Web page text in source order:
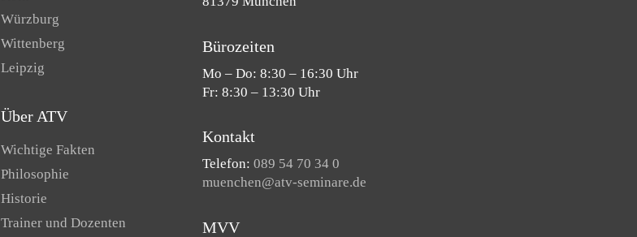
Würzburg
Wittenberg
Leipzig
Über ATV
Wichtige Fakten
Philosophie
Historie
Trainer und Dozenten
Bürozeiten
Mo – Do: 8:30 – 16:30 Uhr
Fr: 8:30 – 13:30 Uhr
Kontakt
Telefon: 089 54 70 34 0
muenchen@atv-seminare.de
MVV